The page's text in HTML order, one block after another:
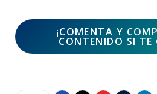
¡COMENTA Y
CONTENIDO SI TE